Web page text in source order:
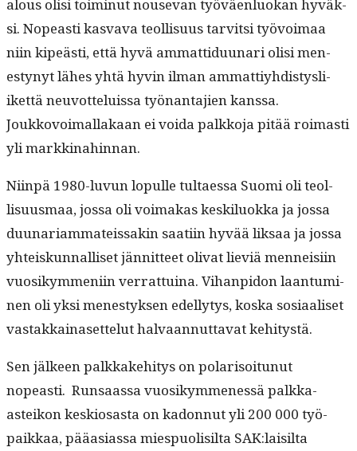
alous olisi toimin­ut nou­se­van työväen­lu­okan hyväk­
si. Nopeasti kas­va­va teol­lisu­us tarvit­si työvoimaa
niin kipeästi, että hyvä ammat­tidu­u­nari olisi men­
estynyt läh­es yhtä hyvin ilman ammat­tiy­hdis­tys­li­
iket­tä neu­vot­teluis­sa työ­nan­ta­jien kanssa.
Joukkovoimal­lakaan ei voi­da palkko­ja pitää roimasti
yli markkinahinnan.
Niin­pä 1980-luvun lop­ulle tul­taes­sa Suo­mi oli teol­
lisu­us­maa, jos­sa oli voimakas keskilu­ok­ka ja jos­sa
duu­nar­i­am­mateis­sakin saati­in hyvää lik­saa ja jos­sa
yhteiskun­nal­liset jän­nit­teet oli­vat lieviä men­neisi­in
vuosikym­meni­in ver­rat­tuina. Vihan­pidon laan­tu­mi­
nen oli yksi men­estyk­sen edel­ly­tys, kos­ka sosi­aaliset
vas­takkainaset­te­lut hal­vaan­nut­ta­vat kehitystä.
Sen jäl­keen palkkake­hi­tys on polar­isoitunut
nopeasti. Run­saas­sa vuosikymme­nessä palk­ka-
asteikon keskiosas­ta on kadon­nut yli 200 000 työ­
paikkaa, pääasi­as­sa miespuolisil­ta SAK:laisilta